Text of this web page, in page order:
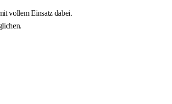
vollem Einsatz dabei.